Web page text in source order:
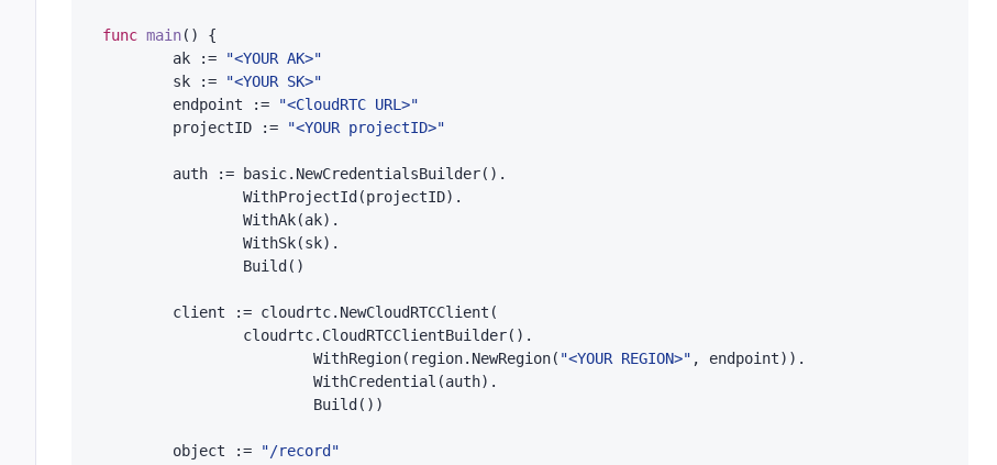
func main()
{
	ak :=
"<YOUR AK>"
	sk :=
"<YOUR SK>"
	endpoint :=
"<CloudRTC URL>"
	projectID :=
"<YOUR projectID>"
			WithRegion(region.NewRegion(
"<YOUR REGION>" , endpoint)).
	object :=
"/record"